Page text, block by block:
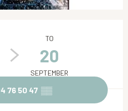
TO
20
SEPTEMBER
76 50 47 ▒▒